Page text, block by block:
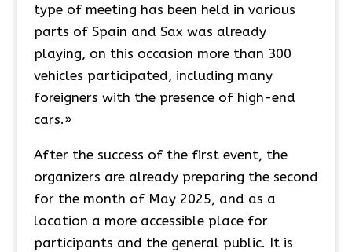
type of meeting has been held in various
parts of Spain and Sax was already
playing, on this occasion more than 300
vehicles participated, including many
foreigners with the presence of high-end
cars.»
After the success of the first event, the
organizers are already preparing the second
for the month of May 2025, and as a
location a more accessible place for
participants and the general public. It is